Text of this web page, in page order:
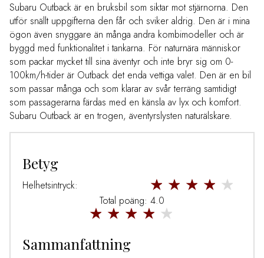
Subaru Outback är en bruksbil som siktar mot stjärnorna. Den
utför snällt uppgifterna den får och sviker aldrig. Den är i mina
ögon även snyggare än många andra kombimodeller och är
byggd med funktionalitet i tankarna. För naturnära människor
som packar mycket till sina äventyr och inte bryr sig om 0-
100km/h-tider är Outback det enda vettiga valet. Den är en bil
som passar många och som klarar av svår terräng samtidigt
som passagerarna färdas med en känsla av lyx och komfort.
Subaru Outback är en trogen, äventyrslysten naturälskare.
Betyg
Helhetsintryck:
Total poäng: 4.0
Sammanfattning